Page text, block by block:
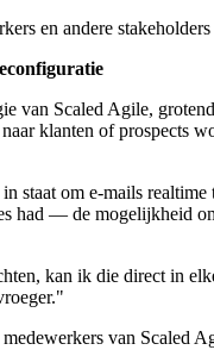
en andere
van Scaled Agile,
klanten of
staat om e-mails
— de mogelijkheid
kan ik die direct in
van Scaled